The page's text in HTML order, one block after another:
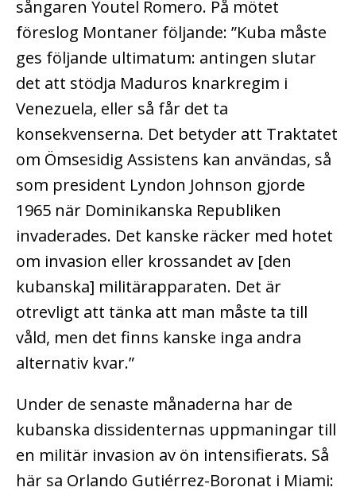
sångaren Youtel Romero. På mötet
föreslog Montaner följande: ”Kuba måste
ges följande ultimatum: antingen slutar
det att stödja Maduros knarkregim i
Venezuela, eller så får det ta
konsekvenserna. Det betyder att Traktatet
om Ömsesidig Assistens kan användas, så
som president Lyndon Johnson gjorde
1965 när Dominikanska Republiken
invaderades. Det kanske räcker med hotet
om invasion eller krossandet av [den
kubanska] militärapparaten. Det är
otrevligt att tänka att man måste ta till
våld, men det finns kanske inga andra
alternativ kvar.”
Under de senaste månaderna har de
kubanska dissidenternas uppmaningar till
en militär invasion av ön intensifierats. Så
här sa Orlando Gutiérrez-Boronat i Miami: